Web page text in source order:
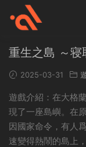
重生之島 ～寝
2025-03-31
遊戲介紹：在大格
現了一座島嶼。在
因國家命令，有人
速變得熱鬧的島上